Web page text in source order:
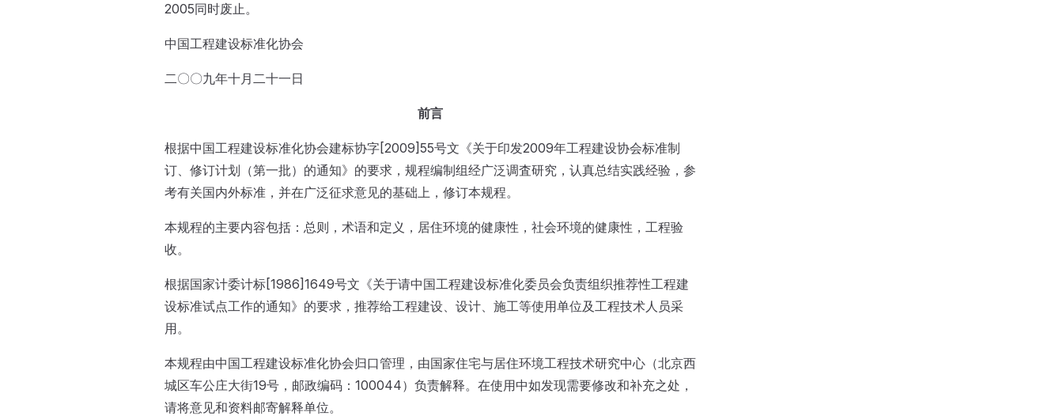
2005同时废止。
中国工程建设标准化协会
二〇〇九年十月二十一日
前言
根据中国工程建设标准化协会建标协字[2009]55号文《关于印发2009年工程建设协会标准制
订、修订计划（第一批）的通知》的要求，规程编制组经广泛调査研究，认真总结实践经验，参
考有关国内外标准，并在广泛征求意见的基础上，修订本规程。
本规程的主要内容包括：总则，术语和定义，居住环境的健康性，社会环境的健康性，工程验
收。
根据国家计委计标[1986]1649号文《关于请中国工程建设标准化委员会负责组织推荐性工程建
设标准试点工作的通知》的要求，推荐给工程建设、设计、施工等使用单位及工程技术人员采
用。
本规程由中国工程建设标准化协会归口管理，由国家住宅与居住环境工程技术研究中心（北京西
城区车公庄大街19号，邮政编码：100044）负责解释。在使用中如发现需要修改和补充之处，
请将意见和资料邮寄解释单位。